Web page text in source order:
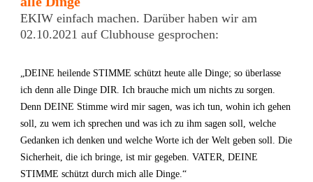
EKIW einfach machen. Darüber haben wir am
02.10.2021 auf Clubhouse gesprochen:
„DEINE heilende STIMME schützt heute alle Dinge; so überlasse
ich denn alle Dinge DIR. Ich brauche mich um nichts zu sorgen.
Denn DEINE Stimme wird mir sagen, was ich tun, wohin ich gehen
soll, zu wem ich sprechen und was ich zu ihm sagen soll, welche
Gedanken ich denken und welche Worte ich der Welt geben soll. Die
Sicherheit, die ich bringe, ist mir gegeben. VATER, DEINE
STIMME schützt durch mich alle Dinge.“